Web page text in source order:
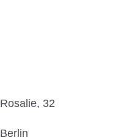
Rosalie, 32
Berlin